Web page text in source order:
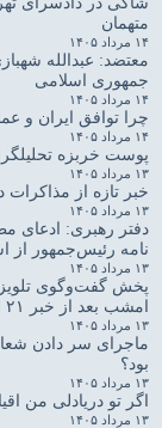
متهمان
۱۴ مرداد ۱۴۰۵
معتضد: عبدالله
جمهوری اسلامی
۱۴ مرداد ۱۴۰۵
چرا توافق ایران و
۱۴ مرداد ۱۴۰۵
پوست خربزه
۱۳ مرداد ۱۴۰۵
خبر تازه از مذاکرات
۱۳ مرداد ۱۴۰۵
دفتر رهبری: ادعای
نامه رئیس‌جمهور
۱۳ مرداد ۱۴۰۵
پخش گفت‌وگوی
امشب بعد از خبر ۲۱ [+تکمیلی: تغییر زمان پخش]
۱۳ مرداد ۱۴۰۵
ماجرای سر دادن
بود؟
۱۳ مرداد ۱۴۰۵
اگر تو دریادلی من
۱۳ مرداد ۱۴۰۵